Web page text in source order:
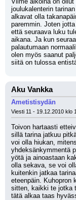
joulukalenterin
alkavat olla
paremmin. Joten
että seuraava luku
aikana. Ja kun
palautumaan
olen myös saanut
siitä on tulossa
Aku Vankka
Ametistisydän
Viesti 11 - 19.12.2010 klo
Toivon hartaasti
sillä tarina jatkuu
voi olla hiukan,
yhdeksänkymmentä
yötä ja ainoastaan
olla sekava, se voi
kuitenkin jatkaa
eteenpäin. Kuhopron
sitten, kaikki te jotka
tätä alkaa taas